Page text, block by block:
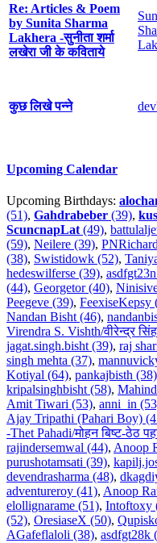
Re: Articles & Poem
by Sunita Sharma
Lakhera -सुनीता शर्मा
लखेरा जी के कविताये
कुछ लिखे पन्ने
Upcoming Calendar
Upcoming Birthdays:
(51), Gahdrabeber (39),
ScuncnapLat(49),
(59), Neilere (39),
(38), Swistidowk (52),
hedeswilferse (39),
(44), Georgetor (40),
Peegeve (39), FeexiseKepsy
Nandan Bisht (46),
Virendra S. Vishth/वीरेन्द्र
jagat.singh.bisht (39), raj
singh mehta (37),
Kotiyal (64), pankajbisth (38)
kripalsinghbisht (58),
Amit Tiwari (53), anni_in
Ajay Tripathi (Pahari Boy)
-Thet Pahadi/मोहन बिष्ट-ठेठ
rajindersemwal (44), Anoop
purushotamsati (39),
devendrasharma (48),
adventureroy (41), Anoop
elollignarame (51), Intoftoxy
(52), OresiaseX (50),
AGafeflaloli (38), asdfgt28k